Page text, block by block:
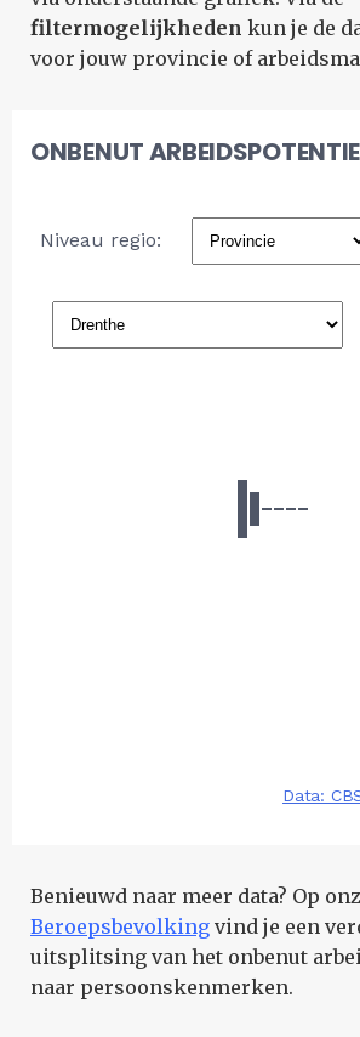
filtermogelijkheden kun je de
voor jouw provincie of
Benieuwd naar meer data? Op
Beroepsbevolking vind je een
uitsplitsing van het onbenut
naar persoonskenmerken.